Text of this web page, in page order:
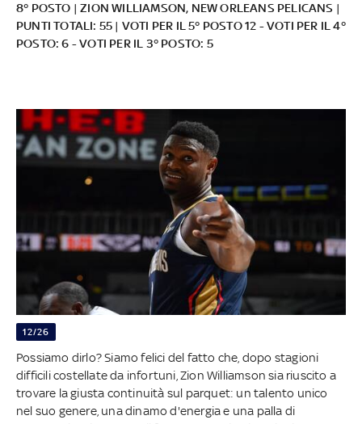
8° POSTO | ZION WILLIAMSON, NEW ORLEANS PELICANS |
PUNTI TOTALI: 55 | VOTI PER IL 5° POSTO 12 - VOTI PER IL 4°
POSTO: 6 - VOTI PER IL 3° POSTO: 5
12/26
Possiamo dirlo? Siamo felici del fatto che, dopo stagioni
difficili costellate da infortuni, Zion Williamson sia riuscito a
trovare la giusta continuità sul parquet: un talento unico
nel suo genere, una dinamo d'energia e una palla di